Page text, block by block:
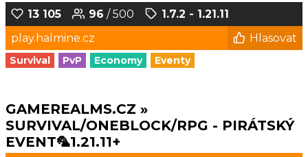
13 105 96 / 500
1.7.2 - 1.21.11
play.halmine.cz
Hlasovat
Survival PvP Economy Eventy
GAMEREALMS.CZ »
SURVIVAL/ONEBLOCK/RPG - PIRÁTSKÝ
EVENT🦜1.21.11+